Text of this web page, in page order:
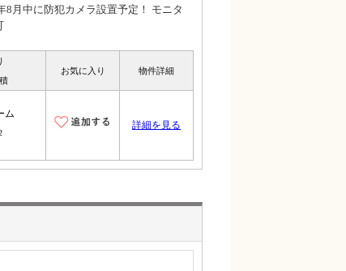
月中に防犯カメラ設置予定！ モニタ
お気に入り 物件詳細
ム
詳細を見る